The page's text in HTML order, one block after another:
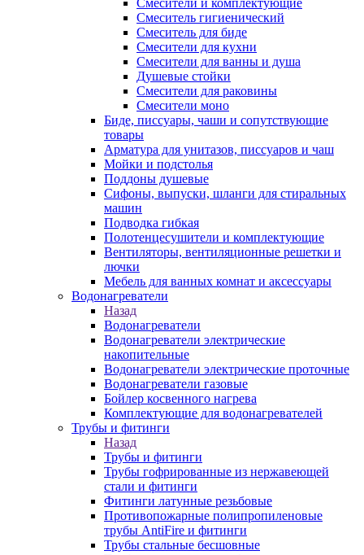
Смесители и комплектующие
Смеситель гигиенический
Смеситель для биде
Смесители для кухни
Смесители для ванны и душа
Душевые стойки
Смесители для раковины
Смесители моно
Биде, писсуары, чаши и сопутствующие
товары
Арматура для унитазов, писсуаров и чаш
Мойки и подстолья
Поддоны душевые
Сифоны, выпуски, шланги для стиральных
машин
Подводка гибкая
Полотенцесушители и комплектующие
Вентиляторы, вентиляционные решетки и
лючки
Мебель для ванных комнат и аксессуары
Водонагреватели
Назад
Водонагреватели
Водонагреватели электрические
накопительные
Водонагреватели электрические проточные
Водонагреватели газовые
Бойлер косвенного нагрева
Комплектующие для водонагревателей
Трубы и фитинги
Назад
Трубы и фитинги
Трубы гофрированные из нержавеющей
стали и фитинги
Фитинги латунные резьбовые
Противопожарные полипропиленовые
трубы AntiFire и фитинги
Трубы стальные бесшовные